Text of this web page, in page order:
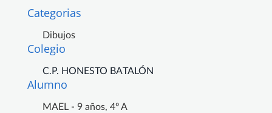
Categorias
Dibujos
Colegio
C.P. HONESTO BATALÓN
Alumno
MAEL - 9 años, 4º A